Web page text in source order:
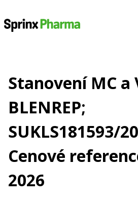
na
obsah
Stanovení MC a
BLENREP;
SUKLS181593/
Cenové
2026